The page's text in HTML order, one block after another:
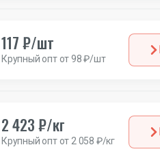
117 ₽/шт
Крупный опт от 98 ₽/шт
2 423 ₽/кг
Крупный опт от 2 058 ₽/кг